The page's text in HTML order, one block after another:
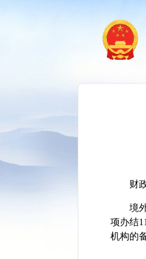
财
境
项办结
机构的